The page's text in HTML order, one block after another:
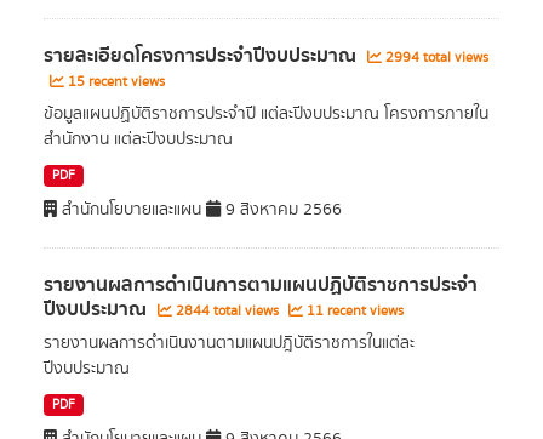
รายละเอียดโครงการประจำปีงบประมาณ
2994 total views
15 recent views
ข้อมูลแผนปฏิบัติราชการประจำปี แต่ละปีงบประมาณ โครงการภายใน
สำนักงาน แต่ละปีงบประมาณ
PDF
สำนักนโยบายและแผน 9 สิงหาคม 2566
รายงานผลการดำเนินการตามแผนปฏิบัติราชการประจำ
ปีงบประมาณ 2844 total views 11 recent views
รายงานผลการดำเนินงานตามแผนปฎิบัติราชการในแต่ละ
ปีงบประมาณ
PDF